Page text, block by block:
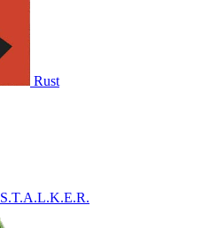
Rust
S.T.A.L.K.E.R.